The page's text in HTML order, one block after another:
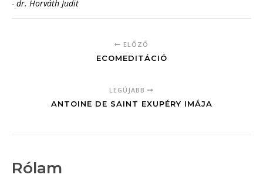
- dr. Horváth Judit
ELŐZŐ
ECOMEDITÁCIÓ
LEGÚJABB
ANTOINE DE SAINT EXUPÉRY IMÁJA
Rólam